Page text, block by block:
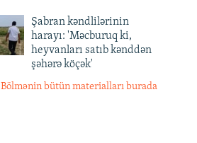
Şabran kəndlilərinin
harayı: 'Məcburuq ki,
heyvanları satıb kənddən
şəhərə köçək'
Bölmənin bütün materialları burada